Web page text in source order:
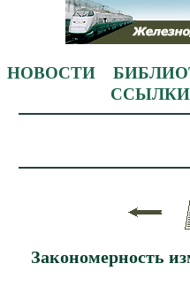
НОВОСТИ
ССЫЛКИ
Закономерность